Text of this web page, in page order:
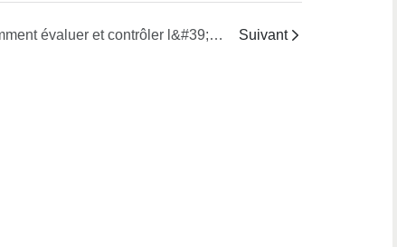
Comment évaluer et contrôler l&#39;adéquation de la résistance à l&#39;écoulement entre les canaux intérieur et extérieur Suivant